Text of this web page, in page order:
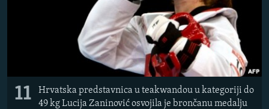
11
Hrvatska predstavnica u teakwandou u kategoriji do
49 kg Lucija Zaninović osvojila je brončanu medalju